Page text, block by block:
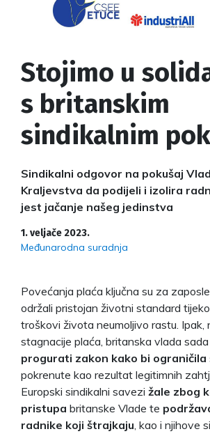
Stojimo u
s britanskim
sindikalnim
Sindikalni odgovor na pokušaj
Kraljevstva da podijeli i izolira
jest jačanje našeg jedinstva
1. veljače 2023.
Međunarodna suradnja
Povećanja plaća ključna su za
održali pristojan životni standard
troškovi života neumoljivo rastu. Ipak,
stagnacije plaća, britanska vlada
progurati zakon kako bi
pokrenute kao rezultat legitimnih
Europski sindikalni savezi žale zbog
pristupa britanske Vlade te
radnike koji štrajkaju, kao i njihove